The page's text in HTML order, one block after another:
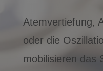
Atemvertiefung,
oder die
mobilisieren das